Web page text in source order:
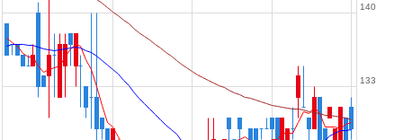
133
140